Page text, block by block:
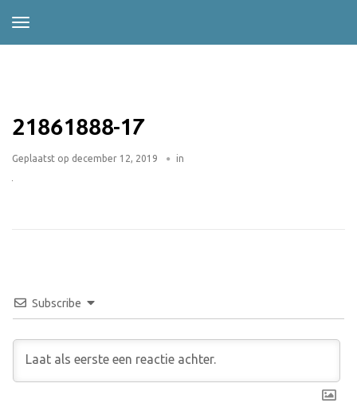
21861888-17
Geplaatst op december 12, 2019 in
Subscribe